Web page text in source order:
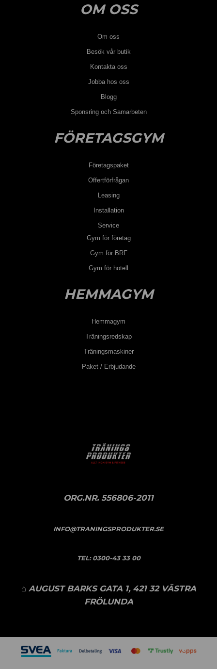
OM OSS
Om oss
Besök vår butik
Kontakta oss
Jobba hos oss
Blogg
Sponsring och Samarbeten
FÖRETAGSGYM
Företagspaket
Offertförfrågan
Leasing
Installation
Service
Gym för företag
Gym för BRF
Gym för hotell
HEMMAGYM
Hemmagym
Träningsredskap
Träningsmaskiner
Paket / Erbjudande
ORG.NR. 556806-2011
INFO@TRANINGSPRODUKTER.SE
TEL:0300-43 33 00
⌂ AUGUST BARKS GATA 1, 421 32 VÄSTRA
FRÖLUNDA